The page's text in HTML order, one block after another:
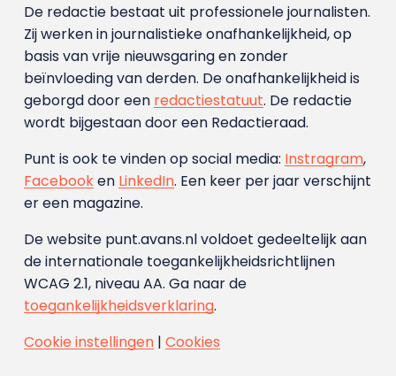
De redactie bestaat uit professionele journalisten.
Zij werken in journalistieke onafhankelijkheid, op
basis van vrije nieuwsgaring en zonder
beïnvloeding van derden. De onafhankelijkheid is
geborgd door een redactiestatuut. De redactie
wordt bijgestaan door een Redactieraad.
Punt is ook te vinden op social media: Instragram,
Facebooken LinkedIn. Een keer per jaar verschijnt
er een magazine.
De website punt.avans.nl voldoet gedeeltelijk aan
de internationale toegankelijkheidsrichtlijnen
WCAG 2.1, niveau AA. Ga naar de
toegankelijkheidsverklaring.
Cookie instellingen| Cookies